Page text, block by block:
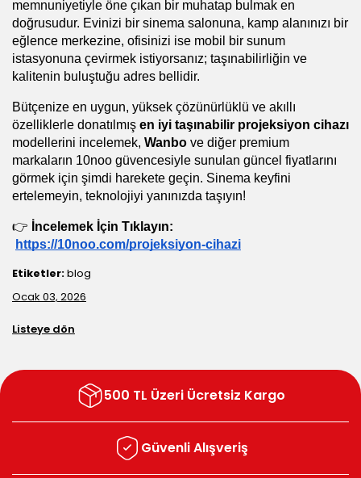
memnuniyetiyle öne çıkan bir muhatap bulmak en
doğrusudur. Evinizi bir sinema salonuna, kamp alanınızı bir
eğlence merkezine, ofisinizi ise mobil bir sunum
istasyonuna çevirmek istiyorsanız; taşınabilirliğin ve
kalitenin buluştuğu adres bellidir.
Bütçenize en uygun, yüksek çözünürlüklü ve akıllı
özelliklerle donatılmış en iyi taşınabilir projeksiyon cihazı
modellerini incelemek, Wanbo ve diğer premium
markaların 10noo güvencesiyle sunulan güncel fiyatlarını
görmek için şimdi harekete geçin. Sinema keyfini
ertelemeyin, teknolojiyi yanınızda taşıyın!
👉 İncelemek İçin Tıklayın:
https://10noo.com/projeksiyon-cihazi
Etiketler:blog
Ocak 03, 2026
Listeye dön
500 TL Üzeri Ücretsiz Kargo
Güvenli Alışveriş